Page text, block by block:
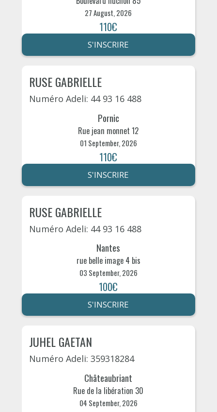
27 August, 2026
110€
S'INSCRIRE
RUSE GABRIELLE
Numéro Adeli: 44 93 16 488
Pornic
Rue jean monnet 12
01 September, 2026
110€
S'INSCRIRE
RUSE GABRIELLE
Numéro Adeli: 44 93 16 488
Nantes
rue belle image 4 bis
03 September, 2026
100€
S'INSCRIRE
JUHEL GAETAN
Numéro Adeli: 359318284
Châteaubriant
Rue de la libération 30
04 September, 2026